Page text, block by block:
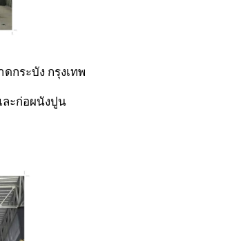
ดกระบัง กรุงเทพ
ละก่อผนังปูน